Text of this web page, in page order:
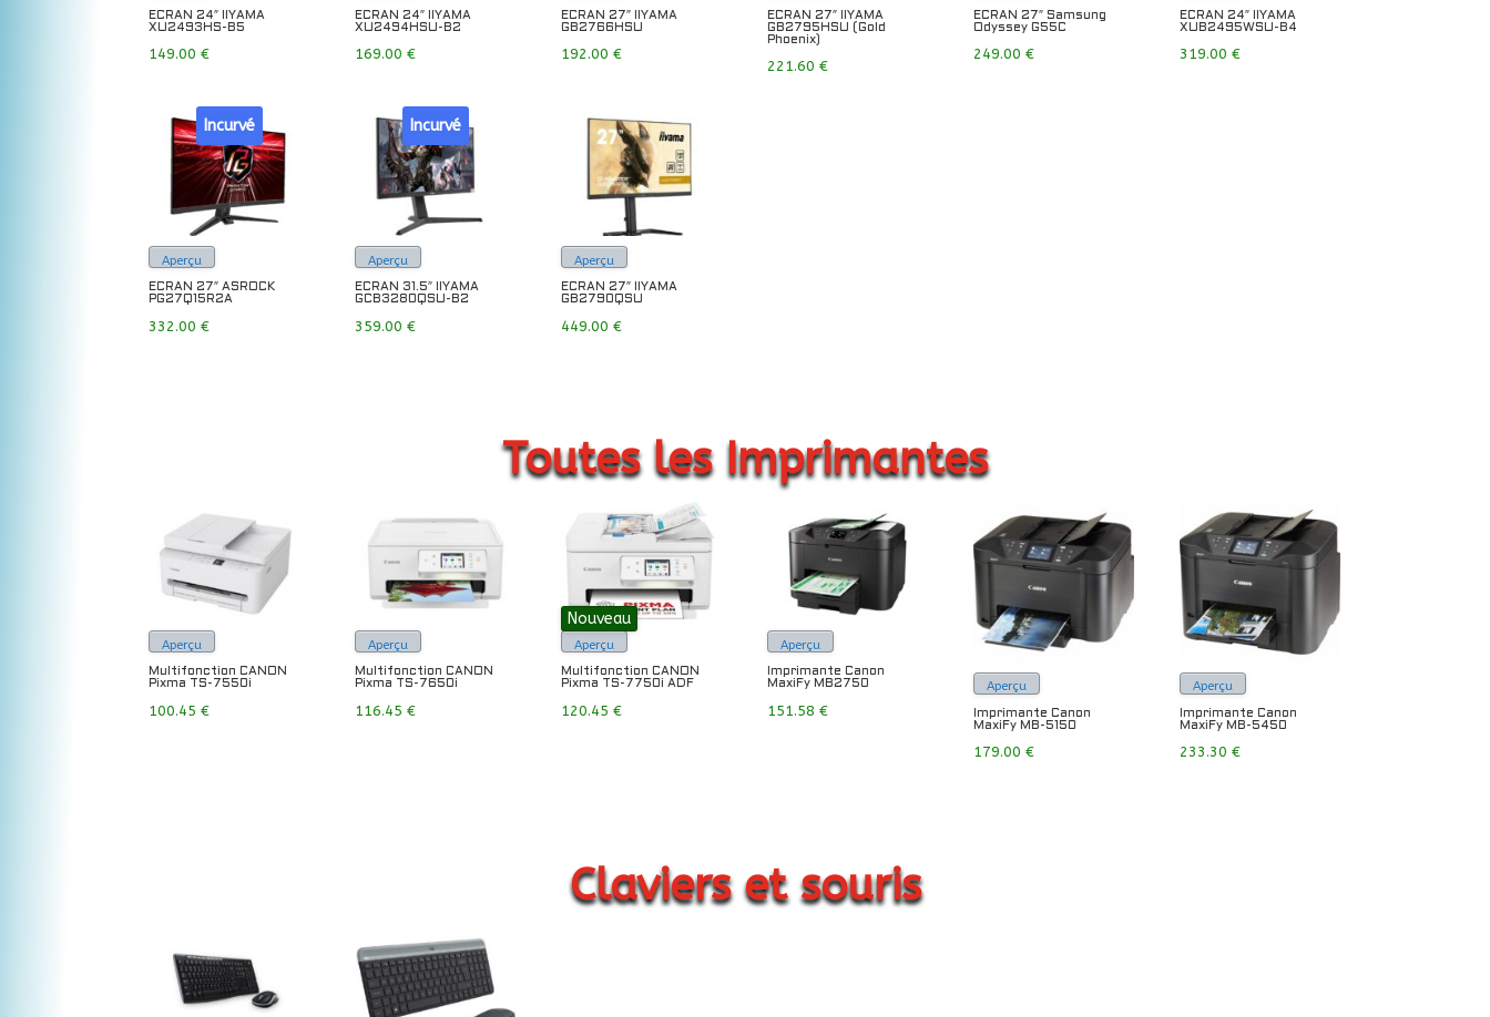
ECRAN 24″ IIYAMA
XU2493HS-B5
149.00€
ECRAN 24″ IIYAMA
XU2494HSU-B2
169.00€
ECRAN 27″ IIYAMA
GB2766HSU
192.00€
ECRAN 27″ IIYAMA
GB2795HSU (Gold
Phoenix)
221.60€
ECRAN 27″ Samsung
Odyssey G55C
249.00€
ECRAN 24″ IIYAMA
XUB2495WSU-B4
319.00€
Aperçu
Incurvé
ECRAN 27″ ASROCK
PG27Q15R2A
332.00€
Aperçu
Incurvé
ECRAN 31.5″ IIYAMA
GCB3280QSU-B2
359.00€
Aperçu
ECRAN 27″ IIYAMA
GB2790QSU
449.00€
Toutes les Imprimantes
Aperçu
Multifonction CANON
Pixma TS-7550i
100.45€
Aperçu
Multifonction CANON
Pixma TS-7650i
116.45€
Aperçu
Nouveau
Multifonction CANON
Pixma TS-7750i ADF
120.45€
Aperçu
Imprimante Canon
MaxiFy MB2750
151.58€
Aperçu
Imprimante Canon
MaxiFy MB-5150
179.00€
Aperçu
Imprimante Canon
MaxiFy MB-5450
233.30€
Claviers et souris